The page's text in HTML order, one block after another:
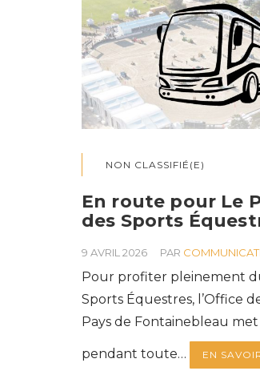
NON CLASSIFIÉ(E)
En route pour Le
des Sports
9 AVRIL 2026 PAR
Pour profiter pleinement
Sports Équestres, l’Office
Pays de Fontainebleau
pendant toute… EN